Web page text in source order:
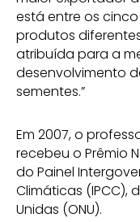
está entre os
produtos
atribuída para a
desenvolvimento
sementes.”
Em 2007, o
recebeu o Prêmio
do Painel
Climáticas (IPCC),
Unidas (ONU).